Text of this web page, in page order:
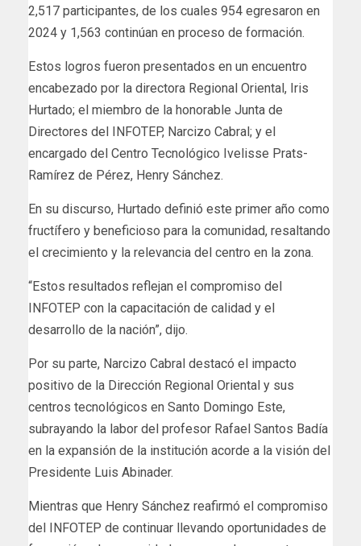
2,517 participantes, de los cuales 954 egresaron en
2024 y 1,563 continúan en proceso de formación.
Estos logros fueron presentados en un encuentro
encabezado por la directora Regional Oriental, Iris
Hurtado; el miembro de la honorable Junta de
Directores del INFOTEP, Narcizo Cabral; y el
encargado del Centro Tecnológico Ivelisse Prats-
Ramírez de Pérez, Henry Sánchez.
En su discurso, Hurtado definió este primer año como
fructífero y beneficioso para la comunidad, resaltando
el crecimiento y la relevancia del centro en la zona.
“Estos resultados reflejan el compromiso del
INFOTEP con la capacitación de calidad y el
desarrollo de la nación”, dijo.
Por su parte, Narcizo Cabral destacó el impacto
positivo de la Dirección Regional Oriental y sus
centros tecnológicos en Santo Domingo Este,
subrayando la labor del profesor Rafael Santos Badía
en la expansión de la institución acorde a la visión del
Presidente Luis Abinader.
Mientras que Henry Sánchez reafirmó el compromiso
del INFOTEP de continuar llevando oportunidades de